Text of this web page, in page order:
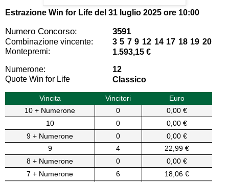
Estrazione Win for Life del 31 luglio 2025 ore 10:00
Numero Concorso: 3591
Combinazione vincente:
3 5 7 9 12 14 17 18 19 20
Montepremi:
1.593,15 €
Numerone:
12
Quote Win for Life
Classico
Vincita Vincitori
Euro
10 + Numerone
0
0,00 €
10
0
0,00 €
9 + Numerone
0
0,00 €
9
4
22,99 €
8 + Numerone
0
0,00 €
7 + Numerone
6
18,06 €